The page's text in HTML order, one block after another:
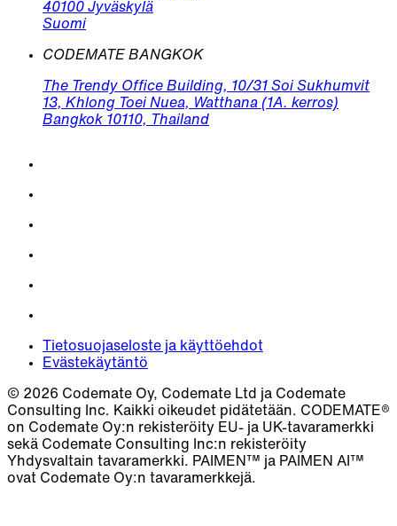
40100 Jyväskylä
Suomi
CODEMATE BANGKOK
The Trendy Office Building, 10/31 Soi Sukhumvit
13, Khlong Toei Nuea, Watthana (1A. kerros)
Bangkok 10110, Thailand
Tietosuojaseloste ja käyttöehdot
Evästekäytäntö
© 2026 Codemate Oy, Codemate Ltd ja Codemate
Consulting Inc. Kaikki oikeudet pidätetään. CODEMATE®
on Codemate Oy:n rekisteröity EU- ja UK-tavaramerkki
sekä Codemate Consulting Inc:n rekisteröity
Yhdysvaltain tavaramerkki. PAIMEN™ ja PAIMEN AI™
ovat Codemate Oy:n tavaramerkkejä.